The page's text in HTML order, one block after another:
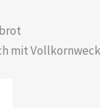
mit